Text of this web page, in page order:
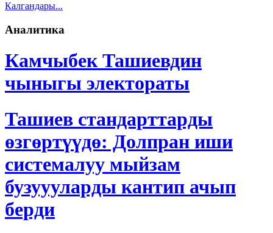
Калгандары...
Аналитика
Камчыбек Ташиевдин
чыныгы электораты
Ташиев стандарттарды
өзгөртүүдө: Долпран иши
системалуу мыйзам
бузуууларды кантип ачып
берди